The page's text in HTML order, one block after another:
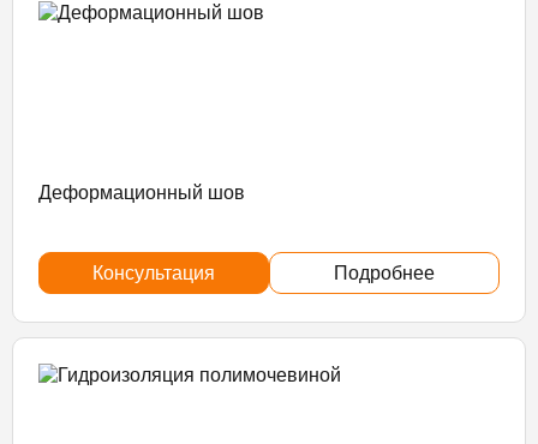
Деформационный шов
Консультация Подробнее